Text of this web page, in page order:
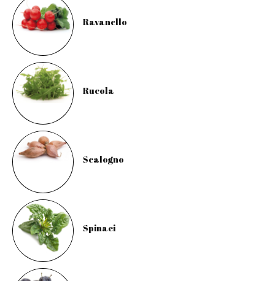
Ravanello
Rucola
Scalogno
Spinaci